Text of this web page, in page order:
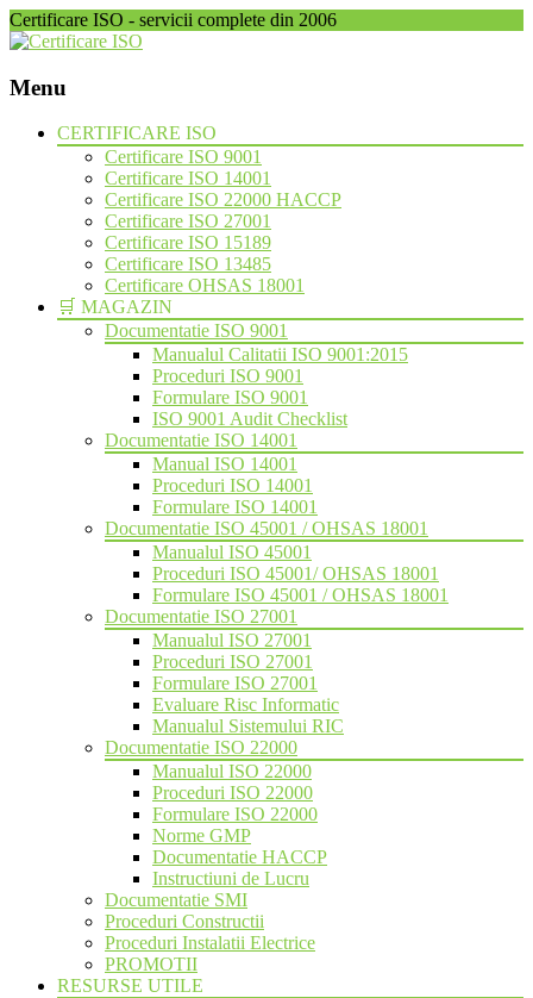
Certificare ISO - servicii complete din 2006
Menu
Skip
CERTIFICARE ISO
Certificare ISO 9001
Certificare ISO 14001
Certificare ISO 22000 HACCP
Certificare ISO 27001
Certificare ISO 15189
Certificare ISO 13485
Certificare OHSAS 18001
🛒 MAGAZIN
Documentatie ISO 9001
Manualul Calitatii ISO 9001:2015
Proceduri ISO 9001
Formulare ISO 9001
ISO 9001 Audit Checklist
Documentatie ISO 14001
Manual ISO 14001
Proceduri ISO 14001
Formulare ISO 14001
Documentatie ISO 45001 / OHSAS 18001
Manualul ISO 45001
Proceduri ISO 45001/ OHSAS 18001
Formulare ISO 45001 / OHSAS 18001
Documentatie ISO 27001
Manualul ISO 27001
Proceduri ISO 27001
Formulare ISO 27001
Evaluare Risc Informatic
Manualul Sistemului RIC
Documentatie ISO 22000
Manualul ISO 22000
Proceduri ISO 22000
Formulare ISO 22000
Norme GMP
Documentatie HACCP
Instructiuni de Lucru
Documentatie SMI
Proceduri Constructii
Proceduri Instalatii Electrice
PROMOTII
RESURSE UTILE